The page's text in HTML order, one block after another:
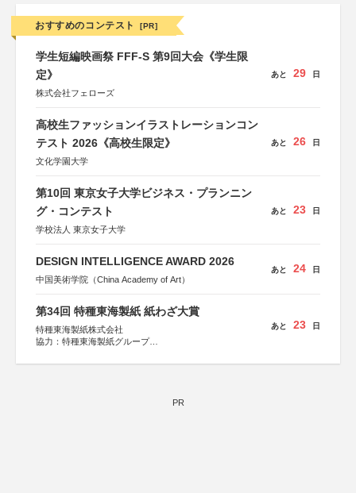
おすすめのコンテスト [PR]
学生短編映画祭 FFF-S 第9回大会《学生限
定》
株式会社フェローズ
あと 29 日
高校生ファッションイラストレーションコン
テスト 2026《高校生限定》
文化学園大学
あと 26 日
第10回 東京女子大学ビジネス・プランニン
グ・コンテスト
学校法人 東京女子大学
あと 23 日
DESIGN INTELLIGENCE AWARD 2026
中国美術学院（China Academy of Art）
あと 24 日
第34回 特種東海製紙 紙わざ大賞
特種東海製紙株式会社
協力：特種東海製紙グループ
あと 23 日
PR